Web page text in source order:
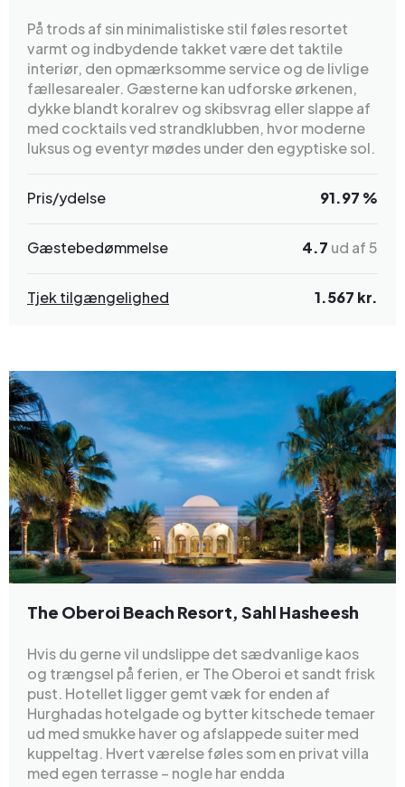
På trods af sin minimalistiske stil føles resortet
varmt og indbydende takket være det taktile
interiør, den opmærksomme service og de livlige
fællesarealer. Gæsterne kan udforske ørkenen,
dykke blandt koralrev og skibsvrag eller slappe af
med cocktails ved strandklubben, hvor moderne
luksus og eventyr mødes under den egyptiske sol.
Pris/ydelse 91.97 %
Gæstebedømmelse 4.7 ud af 5
Tjek tilgængelighed 1.567 kr.
The Oberoi Beach Resort, Sahl Hasheesh
Hvis du gerne vil undslippe det sædvanlige kaos
og trængsel på ferien, er The Oberoi et sandt frisk
pust. Hotellet ligger gemt væk for enden af
Hurghadas hotelgade og bytter kitschede temaer
ud med smukke haver og afslappede suiter med
kuppeltag. Hvert værelse føles som en privat villa
med egen terrasse – nogle har endda